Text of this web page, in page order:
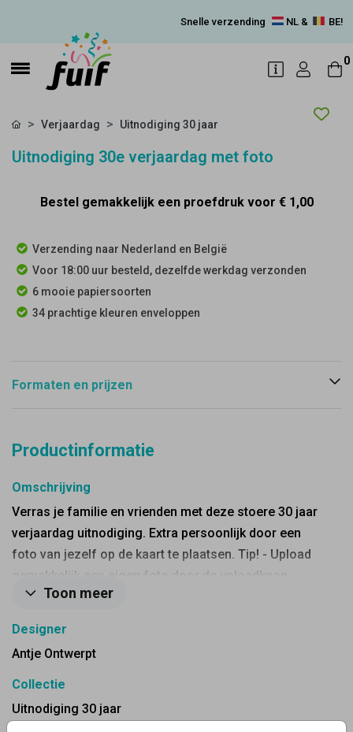
Snelle verzending NL & BE!
0
Verjaardag Uitnodiging 30 jaar
Uitnodiging 30e verjaardag met foto
Bestel gemakkelijk een proefdruk voor € 1,00
Verzending naar Nederland en België
Voor 18:00 uur besteld, dezelfde werkdag verzonden
6 mooie papiersoorten
34 prachtige kleuren enveloppen
Formaten en prijzen
Productinformatie
Omschrijving
Verras je familie en vrienden met deze stoere 30 jaar
verjaardag uitnodiging. Extra persoonlijk door een
foto van jezelf op de kaart te plaatsen. Tip! - Upload
gemakkelijk een eigen foto door de uploadknop -
Bestel een proefdruk van je bestelling - Kies voor een
Toon meer
Designer
Antje Ontwerpt
Collectie
Uitnodiging 30 jaar